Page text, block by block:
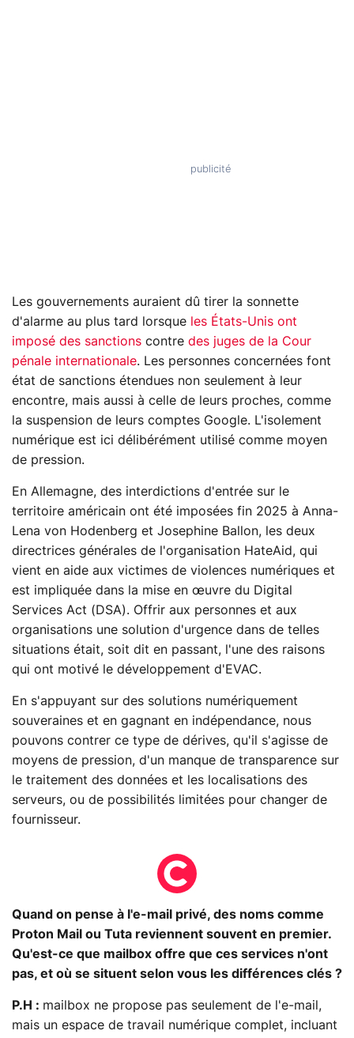
Les gouvernements auraient dû tirer la sonnette
d'alarme au plus tard lorsque les États-Unis ont
imposé des sanctions contre des juges de la Cour
pénale internationale. Les personnes concernées font
état de sanctions étendues non seulement à leur
encontre, mais aussi à celle de leurs proches, comme
la suspension de leurs comptes Google. L'isolement
numérique est ici délibérément utilisé comme moyen
de pression.
En Allemagne, des interdictions d'entrée sur le
territoire américain ont été imposées fin 2025 à Anna-
Lena von Hodenberg et Josephine Ballon, les deux
directrices générales de l'organisation HateAid, qui
vient en aide aux victimes de violences numériques et
est impliquée dans la mise en œuvre du Digital
Services Act (DSA). Offrir aux personnes et aux
organisations une solution d'urgence dans de telles
situations était, soit dit en passant, l'une des raisons
qui ont motivé le développement d'EVAC.
En s'appuyant sur des solutions numériquement
souveraines et en gagnant en indépendance, nous
pouvons contrer ce type de dérives, qu'il s'agisse de
moyens de pression, d'un manque de transparence sur
le traitement des données et les localisations des
serveurs, ou de possibilités limitées pour changer de
fournisseur.
Quand on pense à l'e-mail privé, des noms comme
Proton Mail ou Tuta reviennent souvent en premier.
Qu'est-ce que mailbox offre que ces services n'ont
pas, et où se situent selon vous les différences clés ?
P.H : mailbox ne propose pas seulement de l'e-mail,
mais un espace de travail numérique complet, incluant